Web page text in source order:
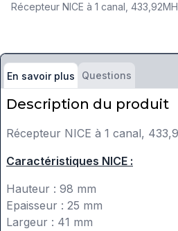
Récepteur NICE à 1 canal,
En savoir plus Questions
Description du produit
Récepteur NICE à 1 canal,
Caractéristiques NICE :
Hauteur : 98 mm
Epaisseur : 25 mm
Largeur : 41 mm